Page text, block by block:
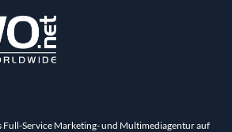
Full-Service Marketing- und Multimediagentur auf